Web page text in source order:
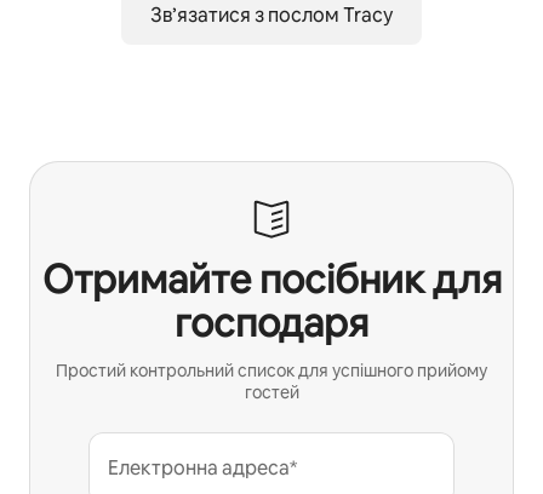
Зв’язатися з послом Tracy
Отримайте посібник для
господаря
Простий контрольний список для успішного прийому
гостей
Електронна адреса*